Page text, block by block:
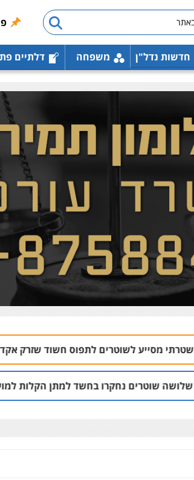
חדשות נדל"ן משפחה דלתיים
לשוטרים לתפוס חשוד שזרק אקדח בנצרת
נחקרו בחשד למתן הקלות למועדון